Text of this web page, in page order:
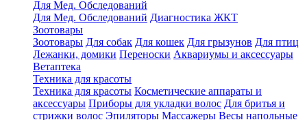
Для Мед. Обследований
Для Мед. Обследований Диагностика ЖКТ
Зоотовары
Зоотовары Для собак Для кошек Для грызунов Для птиц
Лежанки, домики Переноски Аквариумы и аксессуары
Ветаптека
Техника для красоты
Техника для красоты Косметические аппараты и
аксессуары Приборы для укладки волос Для бритья и
стрижки волос Эпиляторы Массажеры Весы напольные